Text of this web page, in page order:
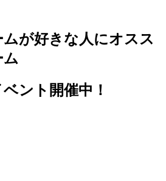
が好きな人にオスス
ム
ント開催中！